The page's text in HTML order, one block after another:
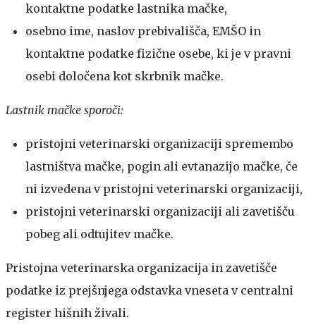
kontaktne podatke lastnika mačke,
osebno ime, naslov prebivališča, EMŠO in
kontaktne podatke fizične osebe, ki je v pravni
osebi določena kot skrbnik mačke.
Lastnik mačke sporoči:
pristojni veterinarski organizaciji spremembo
lastništva mačke, pogin ali evtanazijo mačke, če
ni izvedena v pristojni veterinarski organizaciji,
pristojni veterinarski organizaciji ali zavetišču
pobeg ali odtujitev mačke.
Pristojna veterinarska organizacija in zavetišče
podatke iz prejšnjega odstavka vneseta v centralni
register hišnih živali.